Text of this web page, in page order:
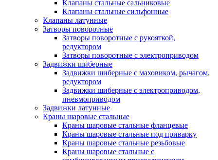
Клапаны стальные сальниковые
Клапаны стальные сильфонные
Клапаны латунные
Затворы поворотные
Затворы поворотные с рукояткой,
редуктором
Затворы поворотные с электроприводом
Задвижки шиберные
Задвижки шиберные с маховиком, рычагом,
редуктором
Задвижки шиберные с электроприводом,
пневмоприводом
Задвижки латунные
Краны шаровые стальные
Краны шаровые стальные фланцевые
Краны шаровые стальные под приварку
Краны шаровые стальные резьбовые
Краны шаровые стальные с